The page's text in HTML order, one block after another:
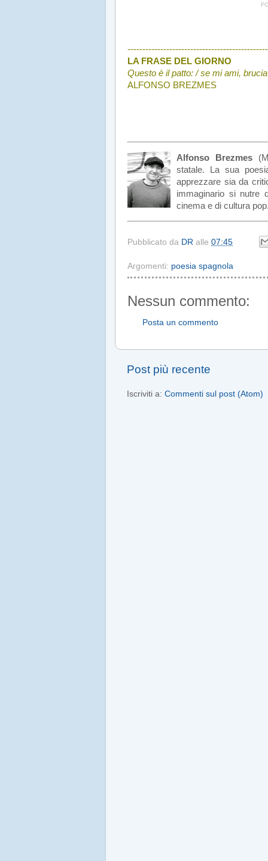
LA FRASE DEL GIORNO
Questo è il patto: / se mi ami,
ALFONSO BREZMES
Alfonso Brezmes
statale. La sua
apprezzare sia da
immaginario si nutre
cinema e di cultura
Pubblicato da DR alle 07:45
Argomenti: poesia spagnola
Nessun commento:
Posta un commento
Post più recente
Iscriviti a: Commenti sul post (Atom)